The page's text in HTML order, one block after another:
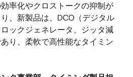
率化やクロストークの抑制が
、新製品は、DCO（デジタル
ックジェネレータ、ジッタ減
り、柔軟で高性能なタイミン